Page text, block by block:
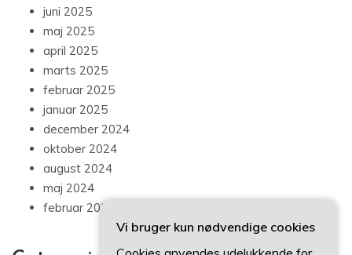
juni 2025
maj 2025
april 2025
marts 2025
februar 2025
januar 2025
december 2024
oktober 2024
august 2024
maj 2024
februar 2024
Vi bruger kun nødvendige cookies